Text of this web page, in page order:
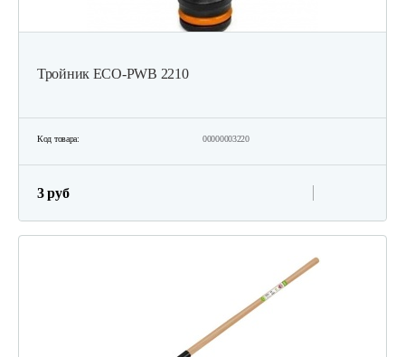
Тройник ECO-PWB 2210
Код товара: 00000003220
3 руб